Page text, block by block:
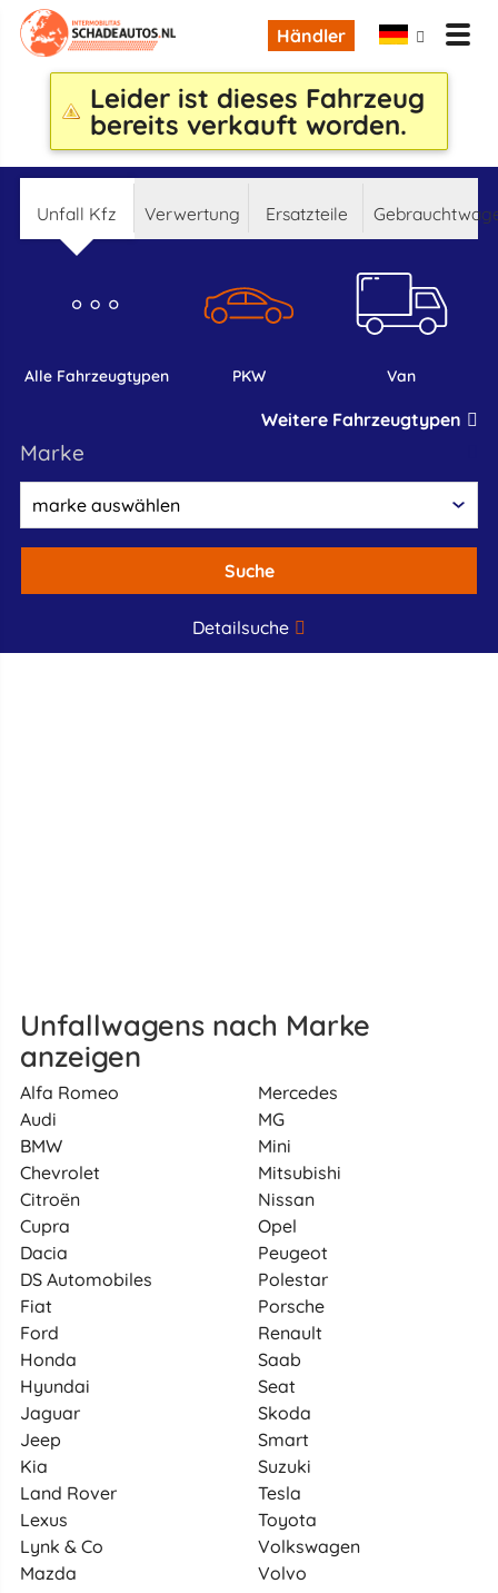
Händler
Leider ist dieses Fahrzeug
bereits verkauft worden.
Unfall Kfz Verwertung Ersatzteile
alle Fahrzeugtypen PKW Van
Weitere Fahrzeugtypen
marke
Suche
Detailsuche
Unfallwagens nach Marke
anzeigen
Alfa Romeo
Audi
BMW
Chevrolet
Citroën
Cupra
Dacia
DS Automobiles
Fiat
Ford
Honda
Hyundai
Jaguar
Jeep
Kia
Land Rover
Lexus
Lynk & Co
Mazda
Mercedes
MG
Mini
Mitsubishi
Nissan
Opel
Peugeot
Polestar
Porsche
Renault
Saab
Seat
Skoda
Smart
Suzuki
Tesla
Toyota
Volkswagen
Volvo